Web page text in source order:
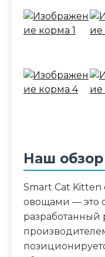
Состав
мука из
вкусо-
мякоть
белки 32%,
3%, влага 8%,
медь 12 мг,
МЕ, витамин
мг
Наш обзор
Smart Cat
овощами — это
разработанный